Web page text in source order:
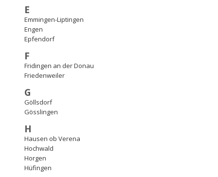
E
Emmingen-Liptingen
Engen
Epfendorf
F
Fridingen an der Donau
Friedenweiler
G
Göllsdorf
Gösslingen
H
Hausen ob Verena
Hochwald
Horgen
Hüfingen